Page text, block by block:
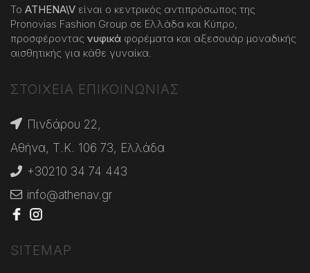
Το ATHENA\V είναι ο κεντρικός αντιπρόσωπος της
Pronovias Fashion Group σε Ελλάδα και Κύπρο,
προσφέροντας νυφικά φορέματα και αξεσουάρ μοναδικής
αισθητικής για κάθε γυναίκα.
ΣΤΟΙΧΕΙΑ ΕΠΙΚΟΙΝΩΝΙΑΣ
Πινδάρου 22,
Αθήνα, Τ.Κ. 106 73, Ελλάδα
+30210 34 74 443
info@athenav.gr
SITEMAP